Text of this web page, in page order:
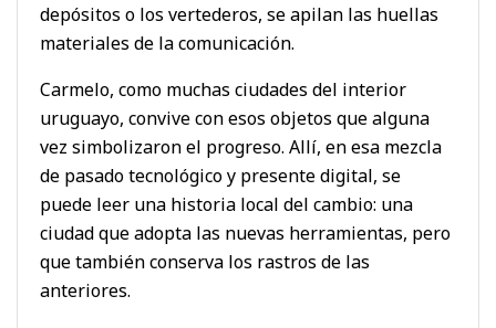
depósitos o los vertederos, se apilan las huellas
materiales de la comunicación.
Carmelo, como muchas ciudades del interior
uruguayo, convive con esos objetos que alguna
vez simbolizaron el progreso. Allí, en esa mezcla
de pasado tecnológico y presente digital, se
puede leer una historia local del cambio: una
ciudad que adopta las nuevas herramientas, pero
que también conserva los rastros de las
anteriores.